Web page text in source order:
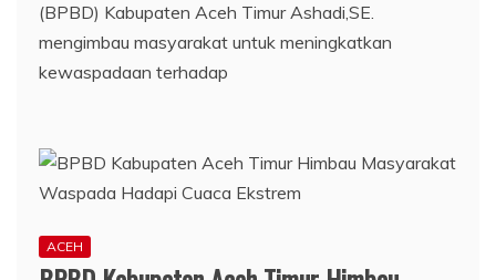
(BPBD) Kabupaten Aceh Timur Ashadi,SE.
mengimbau masyarakat untuk meningkatkan
kewaspadaan terhadap
ACEH